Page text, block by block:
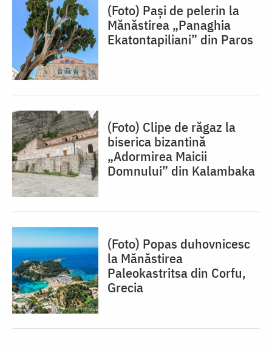
(Foto) Pași de pelerin la
Mănăstirea „Panaghia
Ekatontapiliani” din Paros
(Foto) Clipe de răgaz la
biserica bizantină
„Adormirea Maicii
Domnului” din Kalambaka
(Foto) Popas duhovnicesc
la Mănăstirea
Paleokastritsa din Corfu,
Grecia